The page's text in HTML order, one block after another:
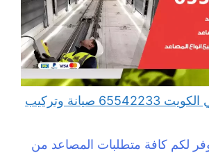
صيانة مصاعد في الكويت 65542233 صيانة وتركيب
لكم كافة متطلبات المصاعد من